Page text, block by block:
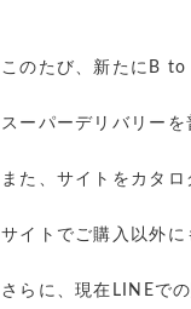
このたび、新たにB to
スーパーデリバリー
また、サイトをカタ
サイトでご購入以外に
さらに、現在LINEで